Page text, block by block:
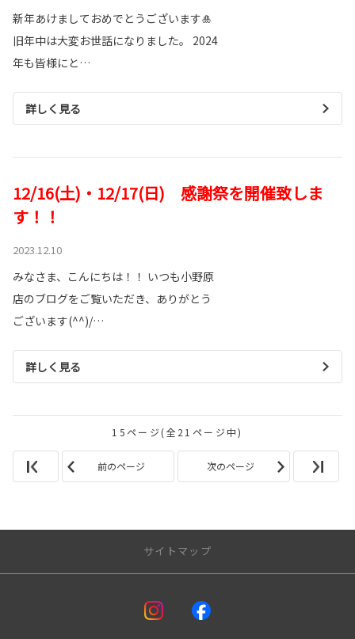
新年あけましておめでとうございます🎍
旧年中は大変お世話になりました。 2024
年も皆様にと…
詳しく見る
12/16(土)・12/17(日) 感謝祭を開催致しま
す！！
2023.12.10
みなさま、こんにちは！！ いつも小野原
店のブログをご覧いただき、ありがとう
ございます(^^)/…
詳しく見る
15ページ(全21ページ中)
前のページ 次のページ
サイトマップ